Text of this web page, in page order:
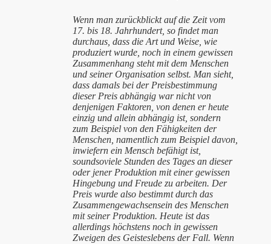
Wenn man zurückblickt auf die Zeit vom
17. bis 18. Jahrhundert, so findet man
durchaus, dass die Art und Weise, wie
produziert wurde, noch in einem gewissen
Zusammenhang steht mit dem Menschen
und seiner Organisation selbst. Man sieht,
dass damals bei der Preisbestimmung
dieser Preis abhängig war nicht von
denjenigen Faktoren, von denen er heute
einzig und allein abhängig ist, sondern
zum Beispiel von den Fähigkeiten der
Menschen, namentlich zum Beispiel davon,
inwiefern ein Mensch befähigt ist,
soundsoviele Stunden des Tages an dieser
oder jener Produktion mit einer gewissen
Hingebung und Freude zu arbeiten. Der
Preis wurde also bestimmt durch das
Zusammengewachsensein des Menschen
mit seiner Produktion. Heute ist das
allerdings höchstens noch in gewissen
Zweigen des Geisteslebens der Fall. Wenn